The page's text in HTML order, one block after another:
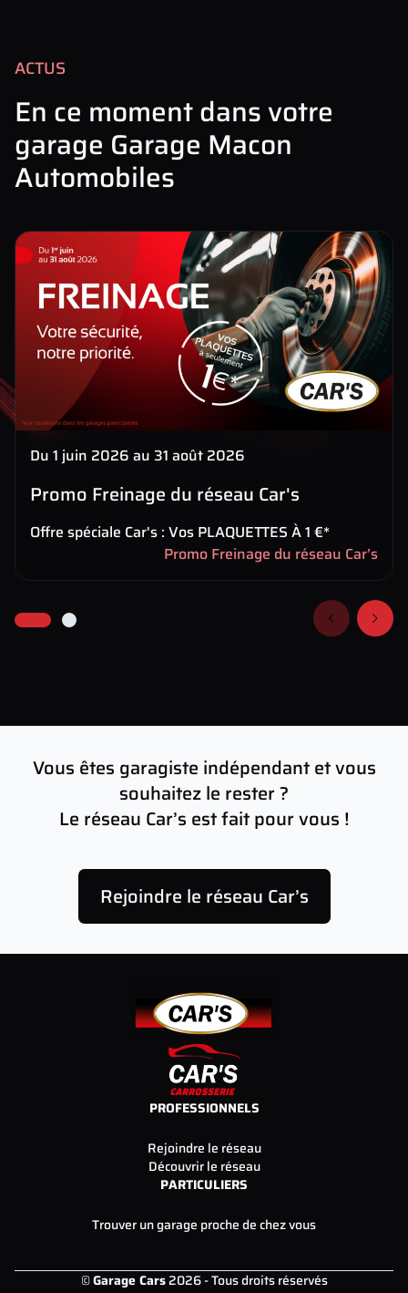
ACTUS
En ce moment dans votre
garage Garage Macon
Automobiles
Du 1 juin 2026 au 31 août 2026
Promo Freinage du réseau Car's
Offre spéciale Car's : Vos PLAQUETTES À 1 €*
Promo Freinage du réseau Car’s
Vous êtes garagiste indépendant et vous
souhaitez le rester ?
Le réseau Car’s est fait pour vous !
Rejoindre le réseau Car’s
PROFESSIONNELS
Rejoindre le réseau
Découvrir le réseau
PARTICULIERS
Trouver un garage proche de chez vous
©Garage Cars2026 - Tous droits réservés